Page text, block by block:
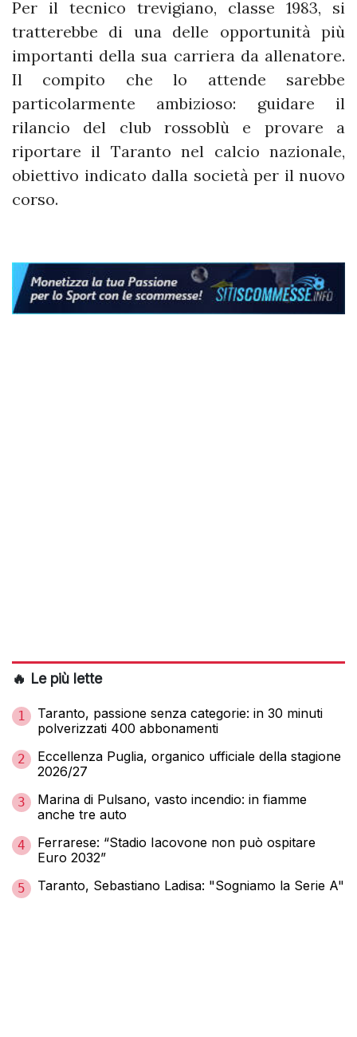
Per il tecnico trevigiano, classe 1983, si
tratterebbe di una delle opportunità più
importanti della sua carriera da allenatore.
Il compito che lo attende sarebbe
particolarmente ambizioso: guidare il
rilancio del club rossoblù e provare a
riportare il Taranto nel calcio nazionale,
obiettivo indicato dalla società per il nuovo
corso.
🔥 Le più lette
1
Taranto, passione senza categorie: in 30 minuti
polverizzati 400 abbonamenti
2
Eccellenza Puglia, organico ufficiale della stagione
2026/27
3
Marina di Pulsano, vasto incendio: in fiamme
anche tre auto
4
Ferrarese: “Stadio Iacovone non può ospitare
Euro 2032”
5 Taranto, Sebastiano Ladisa: "Sogniamo la Serie A"